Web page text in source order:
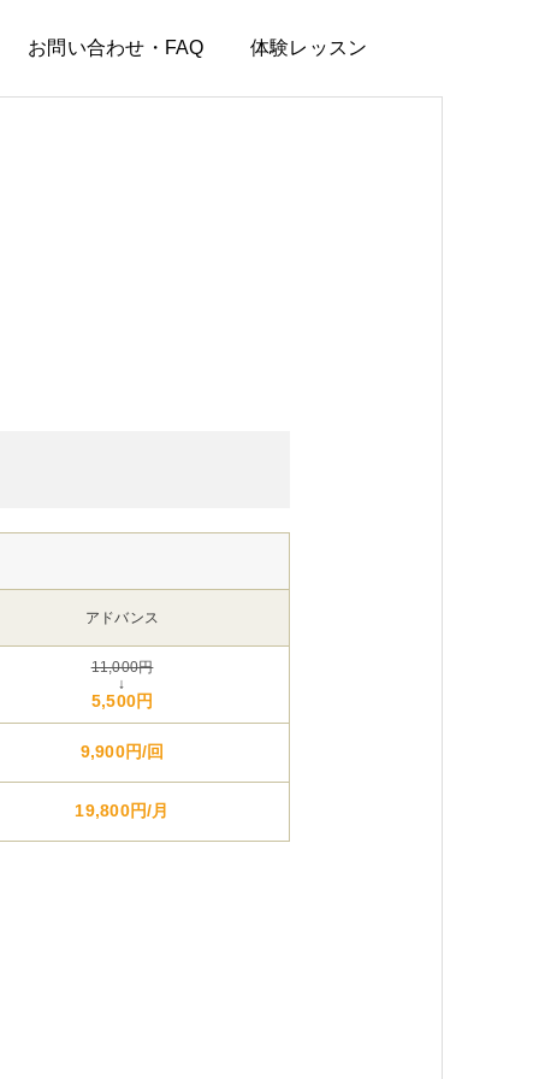
お問い合わせ・FAQ 体験レッスン
アドバンス
11,000円
↓
5,500円
9,900円/回
19,800円/月